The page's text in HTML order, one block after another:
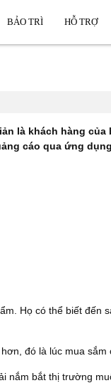
BẢO TRÌ HỖ TRỢ
là khách hàng
cáo qua ứng
Họ có thể biết đến
đó là lúc mua sắm
bắt thị trường